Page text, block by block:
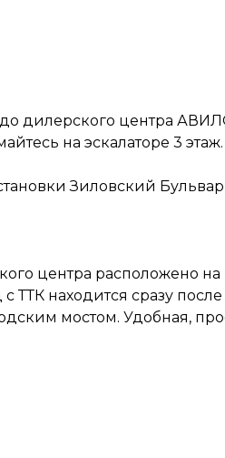
дилерского центра
на эскалаторе 3 этаж.
Зиловский
центра расположено
находится сразу
мостом. Удобная,